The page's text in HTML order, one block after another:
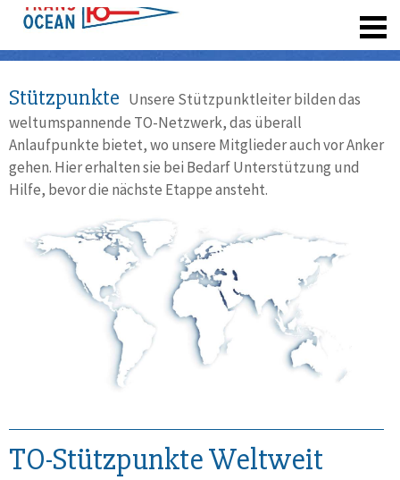
Stützpunkte Unsere Stützpunktleiter bilden das
weltumspannende TO-Netzwerk, das überall
Anlaufpunkte bietet, wo unsere Mitglieder auch vor Anker
gehen. Hier erhalten sie bei Bedarf Unterstützung und
Hilfe, bevor die nächste Etappe ansteht.
TO-Stützpunkte Weltweit